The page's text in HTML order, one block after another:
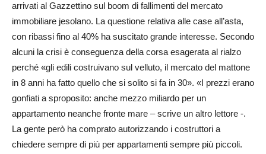
arrivati al Gazzettino sul boom di fallimenti del mercato
immobiliare jesolano. La questione relativa alle case all’asta,
con ri­bassi fino al 40% ha suscitato grande interesse. Secondo
alcuni la crisi è conseguenza della corsa esagerata al rialzo
perché «gli edili costruivano sul velluto, il mercato del mattone
in 8 anni ha fatto quello che si solito si fa in 30». «I prezzi erano
gonfiati a sproposito: anche mezzo miliardo per un
appartamento neanche fronte mare – scrive un altro lettore -.
La gente però ha comprato autorizzando i costruttori a
chiedere sempre di più per appartamenti sempre più piccoli.